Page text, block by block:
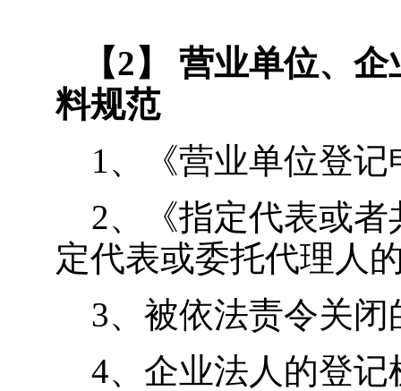
【2】 营业单位、
料规范
1、《营业单位登记
2、《指定代表或
定代表或委托代理人
3、被依法责令关
4、企业法人的登